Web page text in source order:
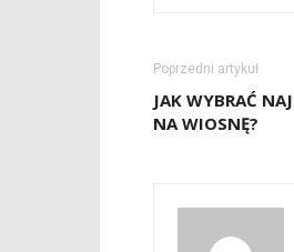
Poprzedni artykuł
JAK WYBRAĆ
NA WIOSNĘ?